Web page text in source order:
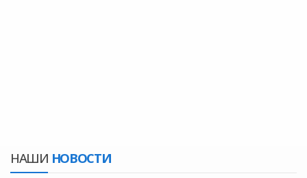
НАШИ НОВОСТИ